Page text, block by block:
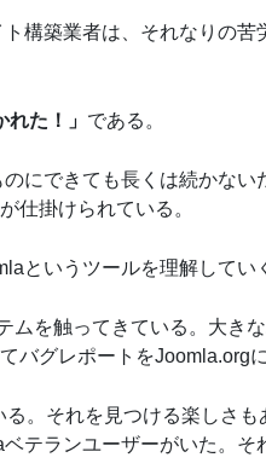
構築業者は、それなりの
た！」 である。
にできても長くは続かな
仕掛けられている。
というツールを理解してい
ムを触ってきている。大き
バグレポートをJoomla.org
。それを見つける楽しさ
テランユーザーがいた。そ